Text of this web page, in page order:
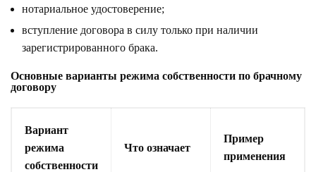
нотариальное удостоверение;
вступление договора в силу только при наличии
зарегистрированного брака.
Основные варианты режима собственности по брачному
договору
Вариант
режима
собственности
Что означает
Пример
применения